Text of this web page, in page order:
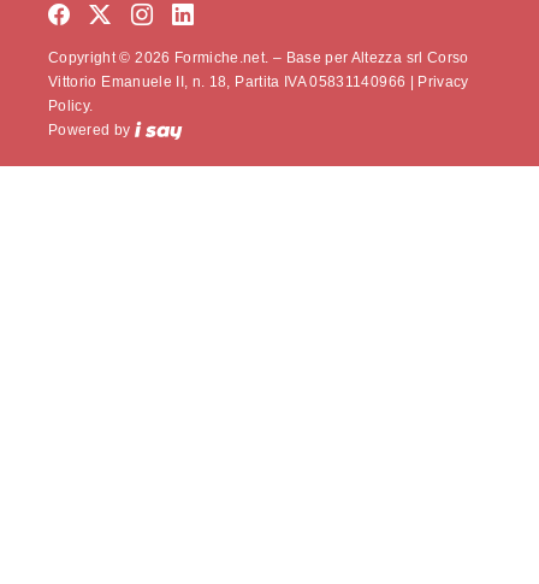
Copyright © 2026 Formiche.net. – Base per Altezza srl Corso
Vittorio Emanuele II, n. 18, Partita IVA 05831140966 |
Privacy
Policy.
Powered by